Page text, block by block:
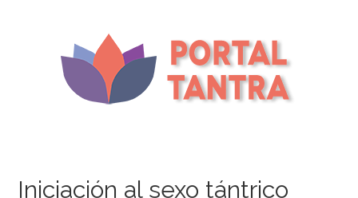
Iniciación al sexo tántrico